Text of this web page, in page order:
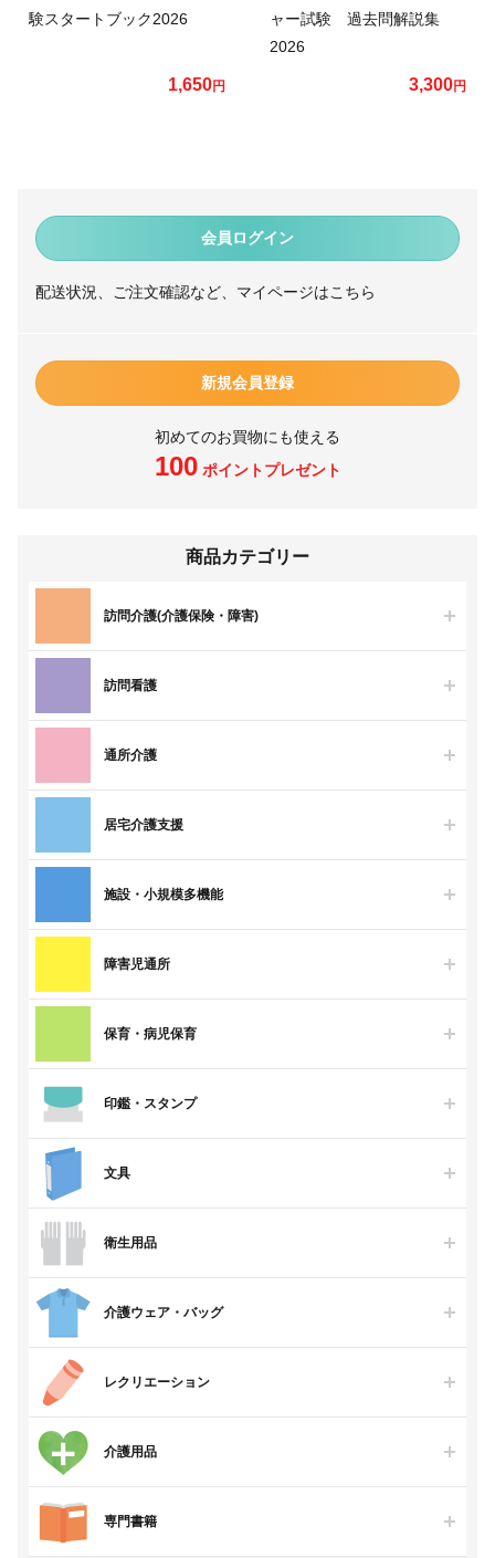
会員ログイン
配送状況、ご注文確認など、マイページはこちら
新規会員登録
初めてのお買物にも使える
100ポイントプレゼント
商品カテゴリー
訪問介護(介護保険・障害)
訪問看護
通所介護
居宅介護支援
施設・小規模多機能
障害児通所
保育・病児保育
印鑑・スタンプ
文具
衛生用品
介護ウェア・バッグ
レクリエーション
介護用品
専門書籍
験スタートブック2026
1,650円
ャー試験 過去問解説集
2026
3,300円